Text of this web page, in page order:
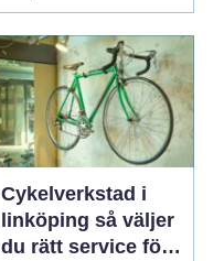
Cykelverkstad i
linköping så väljer
du rätt service för